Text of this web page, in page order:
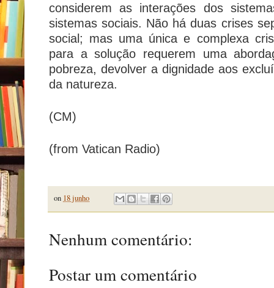
considerem as interações dos
sistemas sociais. Não há duas crises
social; mas uma única e complexa
para a solução requerem uma
pobreza, devolver a dignidade aos
da natureza.
(CM)
(from Vatican Radio)
on 18 junho
Nenhum comentário:
Postar um comentário